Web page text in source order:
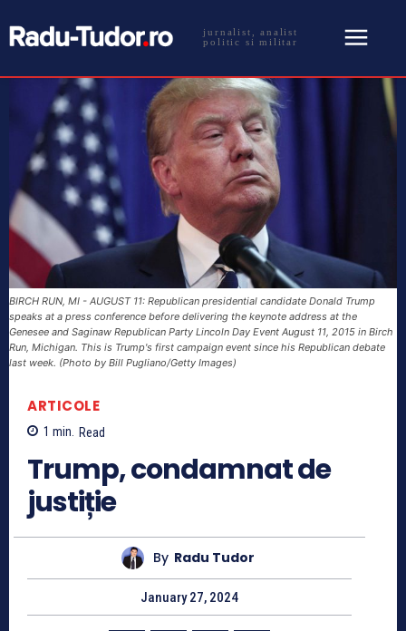
jurnalist, analist
politic si militar
BIRCH RUN, MI - AUGUST 11: Republican presidential candidate Donald Trump
speaks at a press conference before delivering the keynote address at the
Genesee and Saginaw Republican Party Lincoln Day Event August 11, 2015 in Birch
Run, Michigan. This is Trump's first campaign event since his Republican debate
last week. (Photo by Bill Pugliano/Getty Images)
ARTICOLE
1 min. Read
Trump, condamnat de
justiție
By Radu Tudor
January 27, 2024